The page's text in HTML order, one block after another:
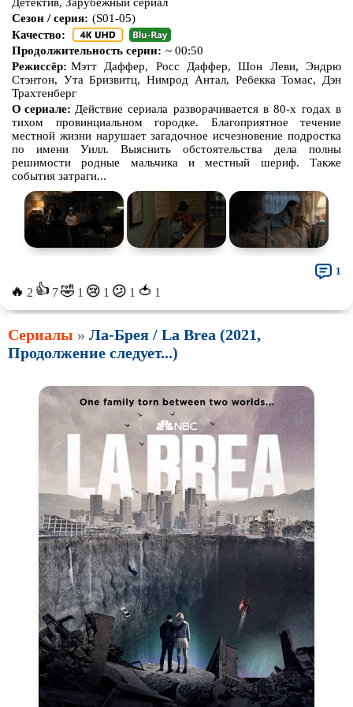
Про животных
Про инопланетян
Про корабли и подводные
лодки
Про космос
Про любовь
Про маньяков исерийных
убийц
Про мафию
Про оборотней Про пиратов
Про подростков Про путешествия во времени
Про роботов Про рыцарей
Про самолёты Про собак
Про снайперов Про супергероев
Про танки
Про тюрьму Про футбол
Про хакеров Про хоккей ифигурное
Псевдодокументальный Режиссёрская версия
Сверхспособности
обнажённой натурой
Турецкий сериал Чёрная комедия
Экранизация В ожидании
Сезон / серия: (S01-05)
Качество:
Продолжительность серии: ~ 00:50
Режиссёр: Мэтт Даффер, Росс Даффер, Шон Леви, Эндрю
Стэнтон, Ута Бризвитц, Нимрод Антал, Ребекка Томас, Дэн
Трахтенберг
О сериале: Действие сериала разворачивается в 80-х годах в
тихом провинциальном городке. Благоприятное течение
местной жизни нарушает загадочное исчезновение подростка
по имени Уилл. Выяснить обстоятельства дела полны
решимости родные мальчика и местный шериф. Также
события затраги...
🔥 2 👍 7🤣 1 😢 1 😕 1 🍅 1
1
Сериалы » Ла-Брея / La Brea (2021,
Продолжение следует...)